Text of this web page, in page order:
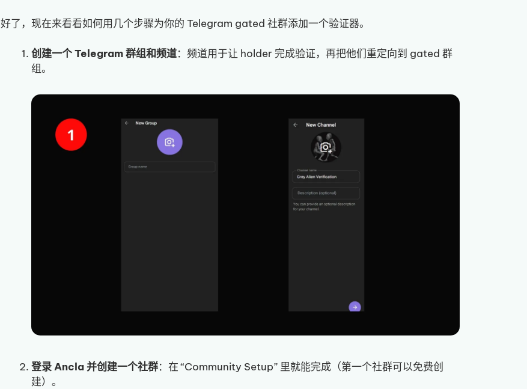
好了，现在来看看如何用几个步骤为你的 Telegram gated 社群添加一个验证器。
创建一个 Telegram 群组和频道：频道用于让 holder 完成验证，再把他们重定向到 gated 群
组。
登录 Ancla 并创建一个社群：在 “Community Setup” 里就能完成（第一个社群可以免费创
建）。